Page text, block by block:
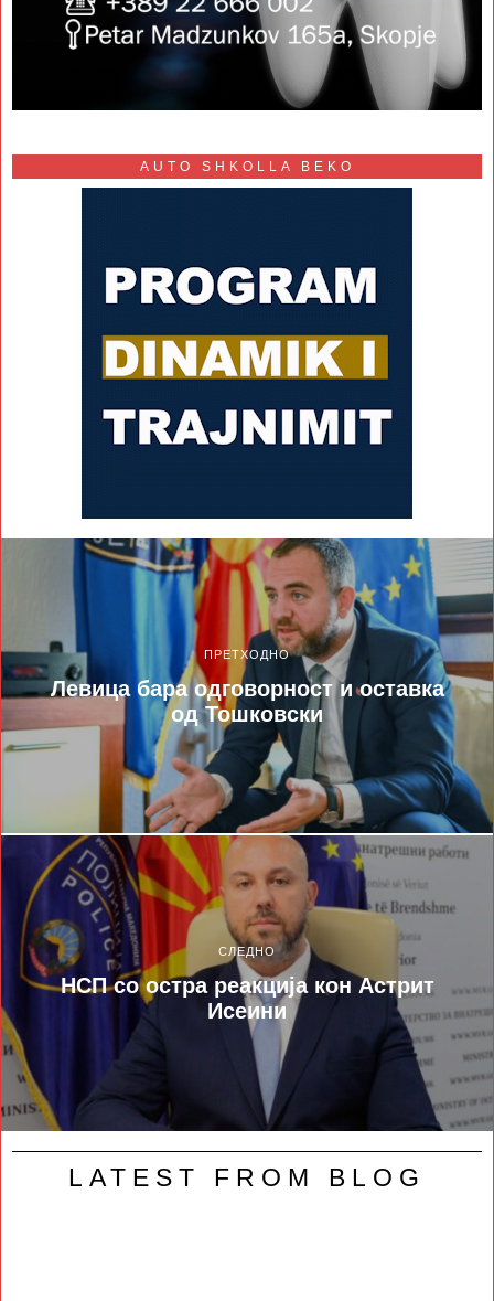
AUTO SHKOLLA BEKO
ПРЕТХОДНО
Левица бара одговорност и оставка
од Тошковски
СЛЕДНО
НСП со остра реакција кон Астрит
Исеини
LATEST FROM BLOG